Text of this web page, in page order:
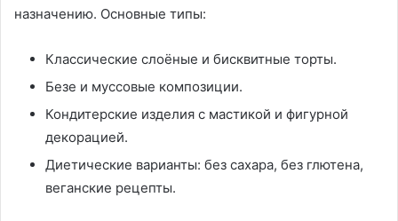
назначению. Основные типы:
Классические слоёные и бисквитные торты.
Безе и муссовые композиции.
Кондитерские изделия с мастикой и фигурной
декорацией.
Диетические варианты: без сахара, без глютена,
веганские рецепты.